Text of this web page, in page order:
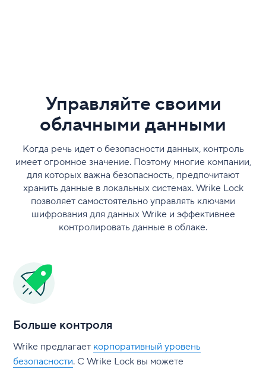
Управляйте своими
облачными данными
Когда речь идет о безопасности данных, контроль
имеет огромное значение. Поэтому многие компании,
для которых важна безопасность, предпочитают
хранить данные в локальных системах. Wrike Lock
позволяет самостоятельно управлять ключами
шифрования для данных Wrike и эффективнее
контролировать данные в облаке.
Больше контроля
Wrike предлагает корпоративный уровень
безопасности. С Wrike Lock вы можете